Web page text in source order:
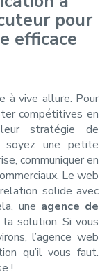
pour
efficace
à vive allure. Pour
compétitives en
stratégie de
soyez une petite
communiquer en
Le web
solide avec
une agence de
solution. Si vous
l’agence web
qu’il vous faut.
!